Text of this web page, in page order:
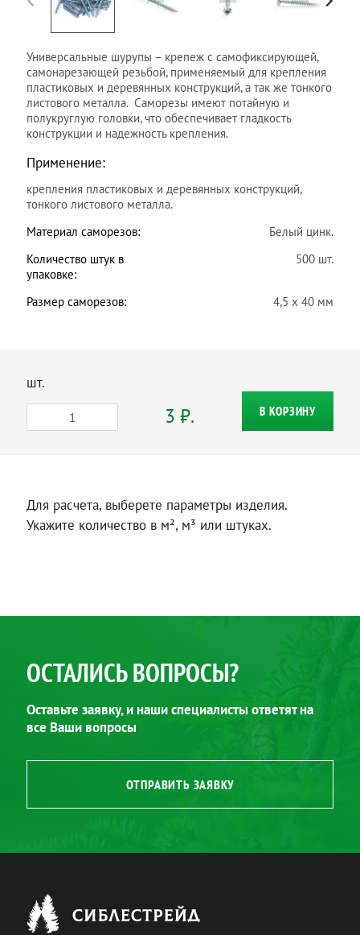
Универсальные шурупы – крепеж с самофиксирующей,
самонарезающей резьбой, применяемый для крепления
пластиковых и деревянных конструкций, а так же тонкого
листового металла. Саморезы имеют потайную и
полукруглую головки, что обеспечивает гладкость
конструкции и надежность крепления.
Применение:
крепления пластиковых и деревянных конструкций,
тонкого листового металла.
Материал саморезов:
Белый цинк.
Количество штук в
упаковке:
500 шт.
Размер саморезов: 4,5 х 40 мм
шт.
3 ₽. В КОРЗИНУ
Для расчета, выберете параметры изделия.
Укажите количество в м², м³ или штуках.
ОСТАЛИСЬ ВОПРОСЫ?
Оставьте заявку, и наши специалисты ответят на
все Ваши вопросы
ОТПРАВИТЬ ЗАЯВКУ